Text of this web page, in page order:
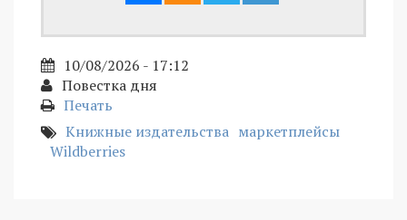
10/08/2026 - 17:12
Повестка дня
Печать
Книжные издательства маркетплейсы
Wildberries